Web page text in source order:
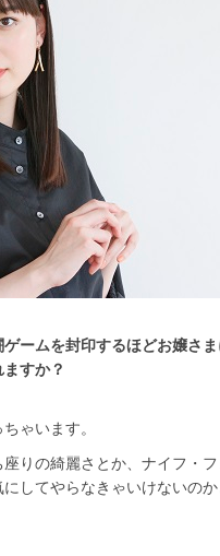
ームを封印するほどお嬢さ
すか？
ゃいます。
りの綺麗さとか、ナイフ・
してやらなきゃいけないの